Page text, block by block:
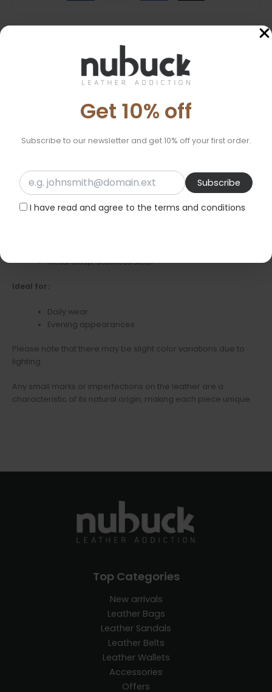
Get 10% off
Subscribe to our newsletter and get 10% off your first order.
I have read and agree to the terms and conditions
Additional information
These unique earrings are handmade from soft Italian leather
steel metal components offer durability and safety when in
are the perfect choice to add a romantic touch to your
everyday or evening style.
Features:
Metal clasp: Stainless steel
Ideal for:
Daily wear
Evening appearances
Please note that there may be slight color variations due to
lighting.
Any small marks or imperfections on the leather are a
characteristic of its natural origin, making each piece unique.
Top Categories
New arrivals
Leather Bags
Leather Sandals
Leather Belts
Leather Wallets
Accessories
Offers